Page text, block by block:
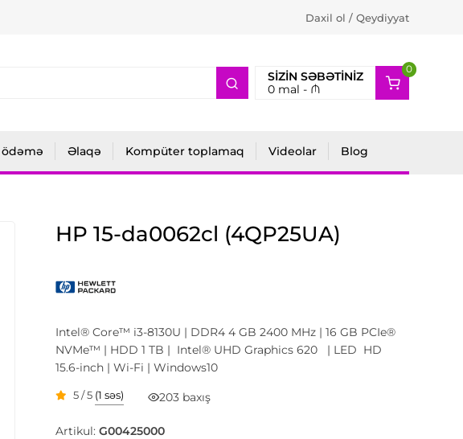
Daxil ol / Qeydiyyat
SIZIN SƏBƏTINIZ
0mal - ₼
0
2
ödəmə Əlaqə Kompüter toplamaq Videolar Blog
HP 15-da0062cl (4QP25UA)
Intel® Core™ i3-8130U | DDR4 4 GB 2400 MHz | 16 GB PCIe®
NVMe™ | HDD 1 TB | Intel® UHD Graphics 620 | LED HD
15.6-inch | Wi-Fi | Windows10
5 / 5 (1 səs) 203 baxış
Artikul: G00425000